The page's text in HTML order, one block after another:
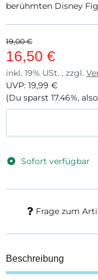
berühmten Disney
19,00 €
16,50 €
inkl. 19% USt. , zzgl.
UVP: 19,99 €
(Du sparst 17.46%, also
Sofort verfügbar
Frage zum
Beschreibung